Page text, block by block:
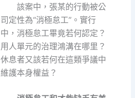
該案中，張某的行動被公
司定性為“消極怠工”。實行
中，消極怠工畢竟若何認定？
用人單元的治理鴻溝在哪里？
休息者又該若何在這類爭議中
維護本身權益？